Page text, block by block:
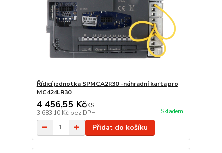
Řídicí jednotka SPMCA2R30 -náhradní karta pro
MC424LR30
4 456,55 Kč/KS
3 683,10 Kč bez DPH Skladem
Přidat do košíku